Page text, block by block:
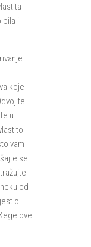
bila i
koje
u
vam
se
od
o